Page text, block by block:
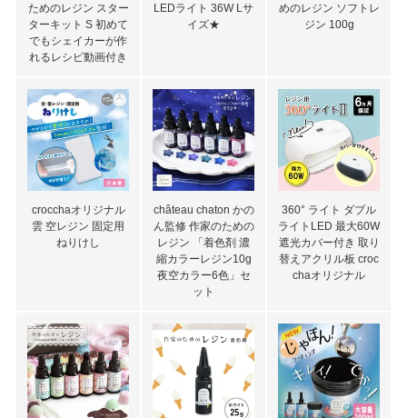
ためのレジン スター
ターキット S 初めて
でもシェイカーが作
れるレシピ動画付き
LEDライト 36W Lサ
イズ★
めのレジン ソフトレ
ジン 100g
crocchaオリジナル
雲 空レジン 固定用
ねりけし
château chaton かの
ん監修 作家のための
レジン 「着色剤 濃
縮カラーレジン10g
夜空カラー6色」セ
ット
360° ライト ダブル
ライトLED 最大60W
遮光カバー付き 取り
替えアクリル板 croc
chaオリジナル